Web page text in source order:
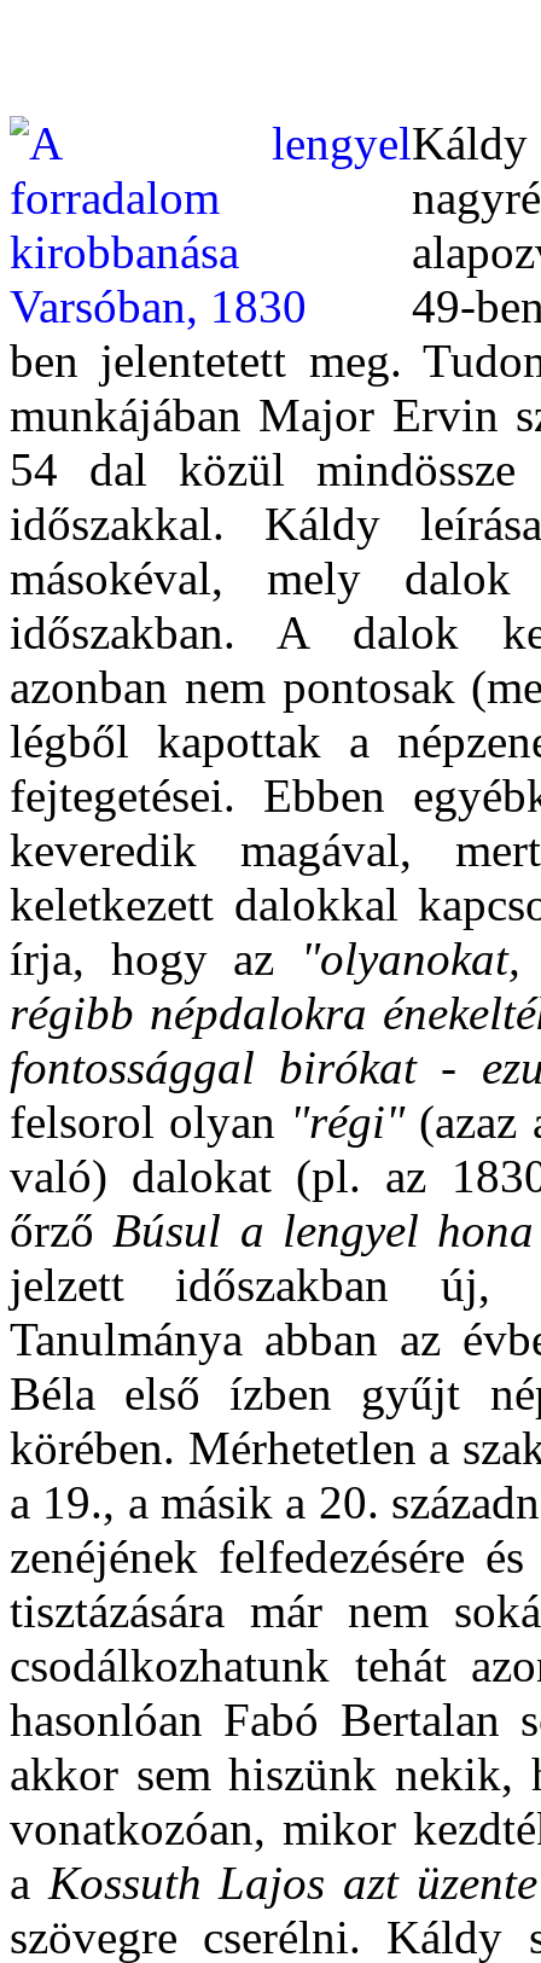
49-
ben jelentetett meg.
munkájában Major Ervin
54 dal közül
időszakkal. Káldy
másokéval, mely
időszakban. A dalok
azonban nem pontosak
légből kapottak a
fejtegetései. Ebben
keveredik magával,
keletkezett dalokkal
írja, hogy az
"olyanokat,
régibb népdalokra
fontossággal birókat -
felsorol olyan "régi"(azaz
való) dalokat (pl. az
őrző Búsul a lengyel
jelzett időszakban új,
Tanulmánya abban az
Béla első ízben gyűjt
körében. Mérhetetlen a
a 19., a másik a 20.
zenéjének felfedezésére
tisztázására már nem
csodálkozhatunk tehát
hasonlóan Fabó Bertalan
akkor sem hiszünk nekik,
vonatkozóan, mikor
a Kossuth Lajos azt üzente
szövegre cserélni. Káldy